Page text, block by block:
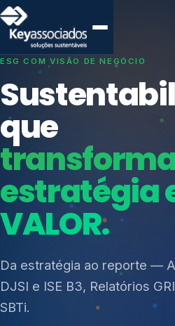
SISTEMAS DE GESTÃO
protege
negócio.
Consultoria, auditoria e
ISO 27701, ISO 42001, ISO
resíduos sólidos (PGRS/
Índices de Mercado
Mudanças Climáticas
Reputação e Cadeia
Reporte Regulatório